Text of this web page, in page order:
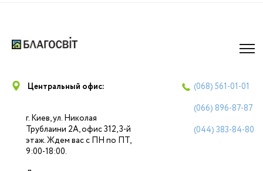
Центральный офис:
г. Киев, ул. Николая
Трублаини 2А, офис 312, 3-й
этаж. Ждем вас с ПН по ПТ,
9:00-18:00.
(068) 561-01-01
(066) 896-87-87
(044) 383-84-80